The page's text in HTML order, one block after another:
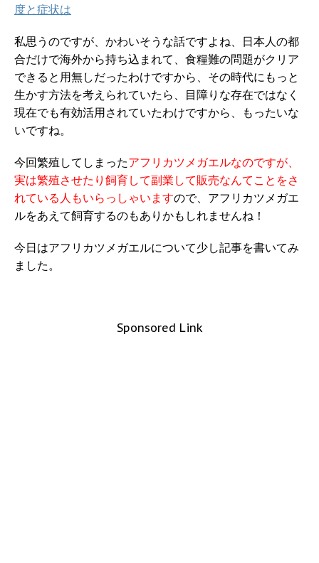
度と症状は
私思うのですが、かわいそうな話ですよね、日本人の都
合だけで海外から持ち込まれて、食糧難の問題がクリア
できると用無しだったわけですから、その時代にもっと
生かす方法を考えられていたら、目障りな存在ではなく
現在でも有効活用されていたわけですから、もったいな
いですね。
今回繁殖してしまったアフリカツメガエルなのですが、
実は繁殖させたり飼育して副業して販売なんてことをさ
れている人もいらっしゃいますので、アフリカツメガエ
ルをあえて飼育するのもありかもしれませんね！
今日はアフリカツメガエルについて少し記事を書いてみ
ました。
Sponsored Link